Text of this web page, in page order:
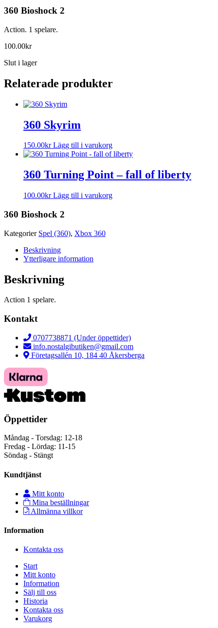
360 Bioshock 2
Action. 1 spelare.
100.00kr
Slut i lager
Relaterade produkter
360 Skyrim
150.00kr Lägg till i varukorg
360 Turning Point – fall of liberty
100.00kr Lägg till i varukorg
360 Bioshock 2
Kategorier Spel (360), Xbox 360
Beskrivning
Ytterligare information
Beskrivning
Action 1 spelare.
Kontakt
0707738871 (Under öppettider)
info.nostalgibutiken@gmail.com
Företagsallén 10, 184 40 Åkersberga
Öppettider
Måndag - Torsdag: 12-18
Fredag - Lördag: 11-15
Söndag - Stängt
Kundtjänst
Mitt konto
Mina beställningar
Allmänna villkor
Information
Kontakta oss
Start
Mitt konto
Information
Sälj till oss
Historia
Kontakta oss
Varukorg